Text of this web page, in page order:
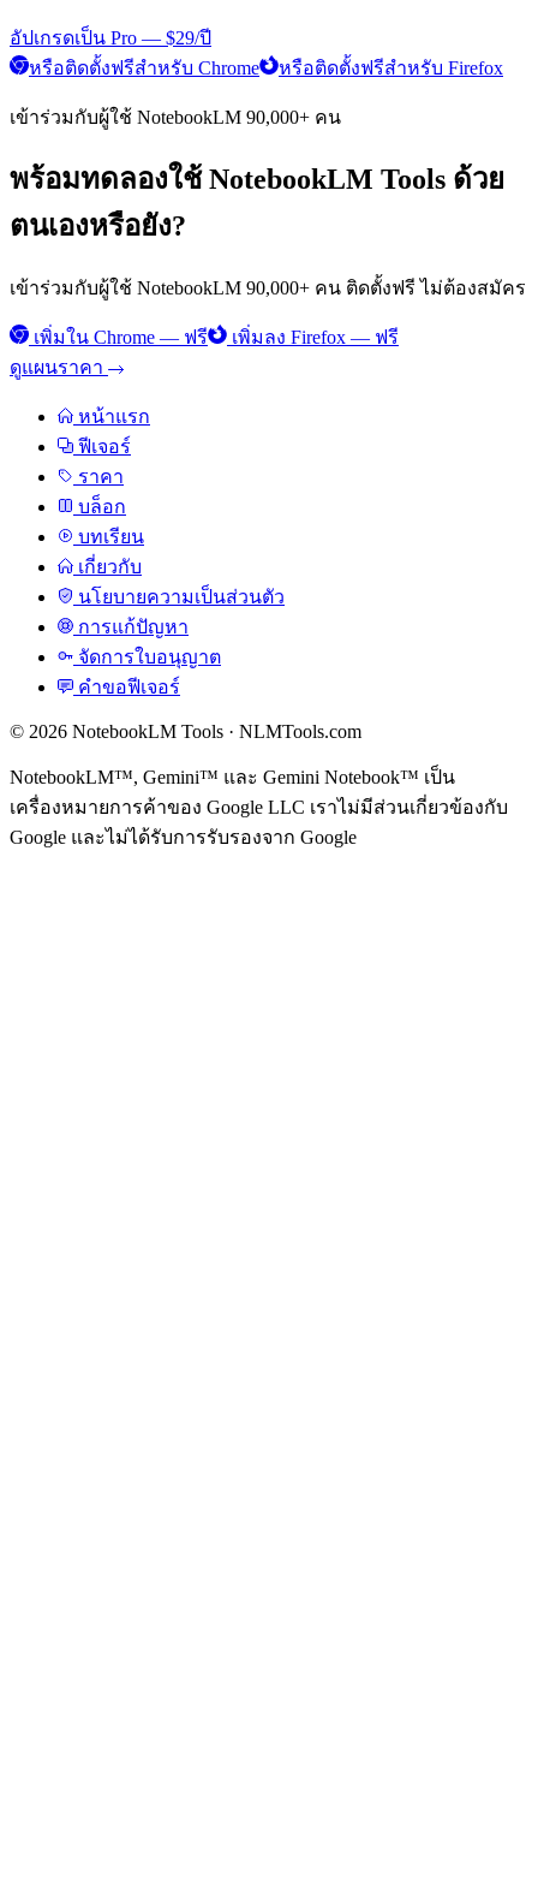
อัปเกรดเป็น Pro — $29/ปี
หรือติดตั้งฟรีสำหรับ Chrome
หรือติดตั้งฟรีสำหรับ Firefox
เข้าร่วมกับผู้ใช้ NotebookLM 90,000+ คน
พร้อมทดลองใช้ NotebookLM Tools ด้วย
ตนเองหรือยัง?
เข้าร่วมกับผู้ใช้ NotebookLM 90,000+ คน ติดตั้งฟรี ไม่ต้องสมัคร
เพิ่มใน Chrome — ฟรี
เพิ่มลง Firefox — ฟรี
ดูแผนราคา
หน้าแรก
ฟีเจอร์
ราคา
บล็อก
บทเรียน
เกี่ยวกับ
นโยบายความเป็นส่วนตัว
การแก้ปัญหา
จัดการใบอนุญาต
คำขอฟีเจอร์
© 2026 NotebookLM Tools · NLMTools.com
NotebookLM™, Gemini™ และ Gemini Notebook™ เป็น
เครื่องหมายการค้าของ Google LLC เราไม่มีส่วนเกี่ยวข้องกับ
Google และไม่ได้รับการรับรองจาก Google